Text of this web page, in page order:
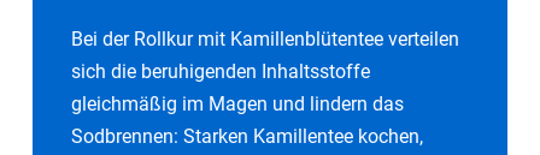
Bei der Rollkur mit Kamillenblütentee verteilen
sich die beruhigenden Inhaltsstoffe
gleichmäßig im Magen und lindern das
Sodbrennen: Starken Kamillentee kochen,